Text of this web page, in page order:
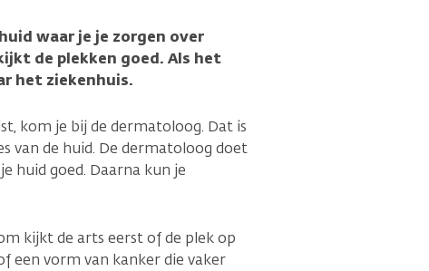
waar je je zorgen over
de plekken goed. Als het
het ziekenhuis.
kom je bij de dermatoloog. Dat is
van de huid. De dermatoloog doet
huid goed. Daarna kun je
kijkt de arts eerst of de plek op
een vorm van kanker die vaker